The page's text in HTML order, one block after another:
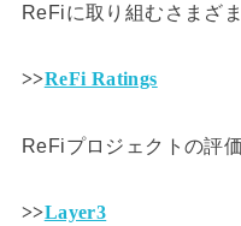
ReFiに取り組むさまざ
>>ReFi Ratings
ReFiプロジェクトの評
>>Layer3